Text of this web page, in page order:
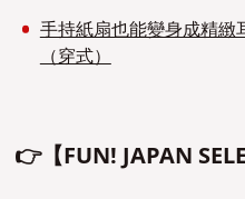
手持紙扇也能變身成精緻
（穿式）
👉【FUN! JAPAN